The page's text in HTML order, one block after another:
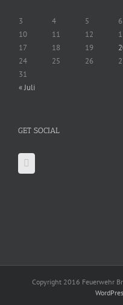
3
4 5 6
10
11 12
17
18 19
24
25 26
31
« Juli
GET SOCIAL
Copyright 2016 Feuerwehr